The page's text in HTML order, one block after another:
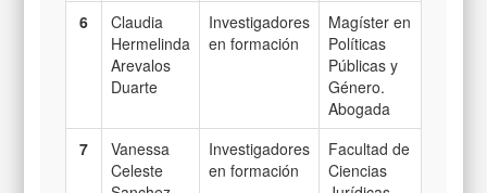
6
Claudia
Hermelinda
Arevalos
Duarte
Investigadores
en formación
Magíster en
Políticas
Públicas y
Género.
Abogada
7
Vanessa
Celeste
Investigadores
en formación
Facultad de
Ciencias